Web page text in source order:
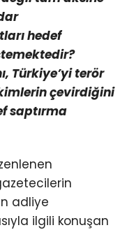
hedef
Türkiye’yi terör
çevirdiğini
saptırma
adliye
ilgili konuşan